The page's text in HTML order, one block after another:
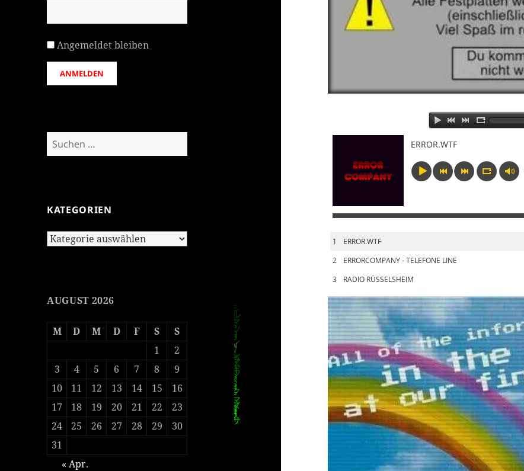
Angemeldet bleiben
ANMELDEN
Suchen
nach:
KATEGORIEN
Kategorien
AUGUST 2026
M D M D F S
S
1
2
3
4 5 6 7 8
9
10
11 12 13 14 15
16
17
18 19 20 21 22
23
24
25 26 27 28 29
30
31
« Apr.
ERROR.WTF
1
ERROR.WTF
2
ERRORCOMPANY - TELEFONE LINE
3
RADIO RÜSSELSHEIM